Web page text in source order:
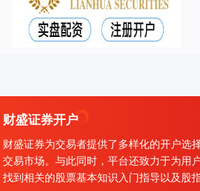
财盛证券开户
财盛证券为交易者提供了多样化的开户选
交易市场。与此同时，平台还致力于为用
找到相关的股票基本知识入门指导以及股指